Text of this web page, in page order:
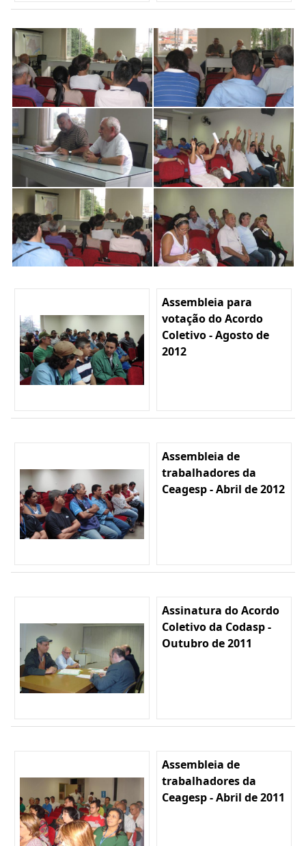
Assembleia para
votação do Acordo
Coletivo - Agosto de
2012
Assembleia de
trabalhadores da
Ceagesp - Abril de 2012
Assinatura do Acordo
Coletivo da Codasp -
Outubro de 2011
Assembleia de
trabalhadores da
Ceagesp - Abril de 2011